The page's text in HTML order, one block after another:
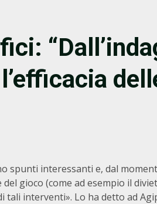
spunti interessanti e, dal
gioco (come ad esempio il
interventi». Lo ha detto ad